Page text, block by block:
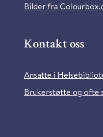
Bilder fra
Kontakt oss
Ansatte i
Brukerstøtte og ofte